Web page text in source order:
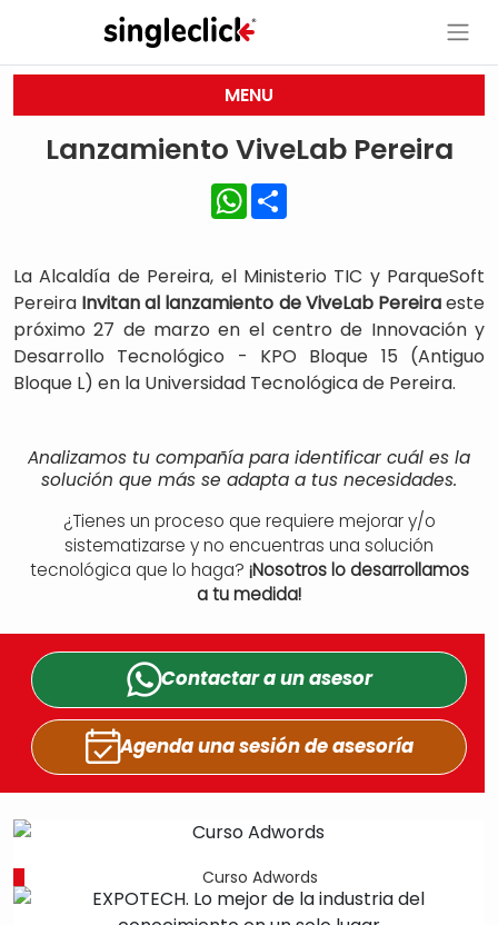
MENU
Lanzamiento ViveLab Pereira
WhatsApp
La Alcaldía de Pereira, el Ministerio TIC y ParqueSoft
Pereira Invitan al lanzamiento de ViveLab Pereiraeste
próximo 27 de marzo en el centro de Innovación y
Desarrollo Tecnológico - KPO Bloque 15 (Antiguo
Bloque L) en la Universidad Tecnológica de Pereira.
Analizamos tu compañía para identificar cuál es la
solución que más se adapta a tus necesidades.
¿Tienes un proceso que requiere mejorar y/o
sistematizarse y no encuentras una solución
tecnológica que lo haga? ¡Nosotros lo desarrollamos
a tu medida!
Contactar a unasesor
Agenda una sesiónde asesoría
Curso Adwords